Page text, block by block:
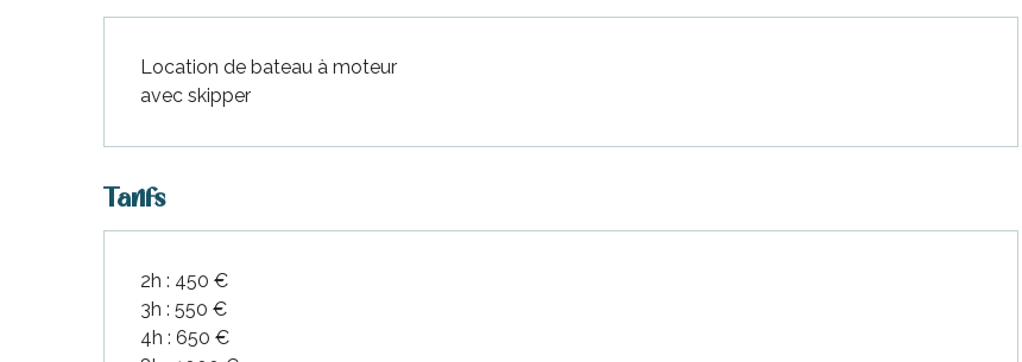
Location de bateau à moteur
avec skipper
Tarifs
2h : 450 €
3h : 550 €
4h : 650 €